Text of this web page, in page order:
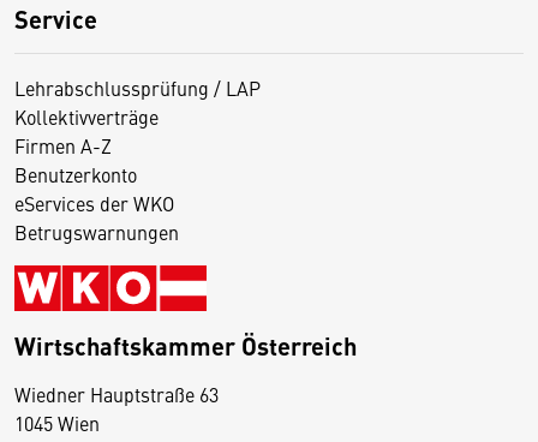
Service
Lehrabschlussprüfung / LAP
Kollektivverträge
Firmen A-Z
Benutzerkonto
eServices der WKO
Betrugswarnungen
Wirtschaftskammer Österreich
Wiedner Hauptstraße 63
1045 Wien
D